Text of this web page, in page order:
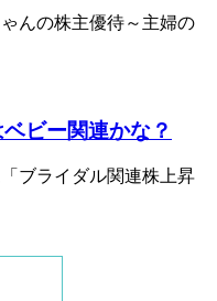
んの株主優待～主婦の
ビー関連かな？
ブライダル関連株上昇